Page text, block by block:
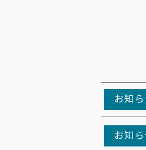
お知ら
お知ら